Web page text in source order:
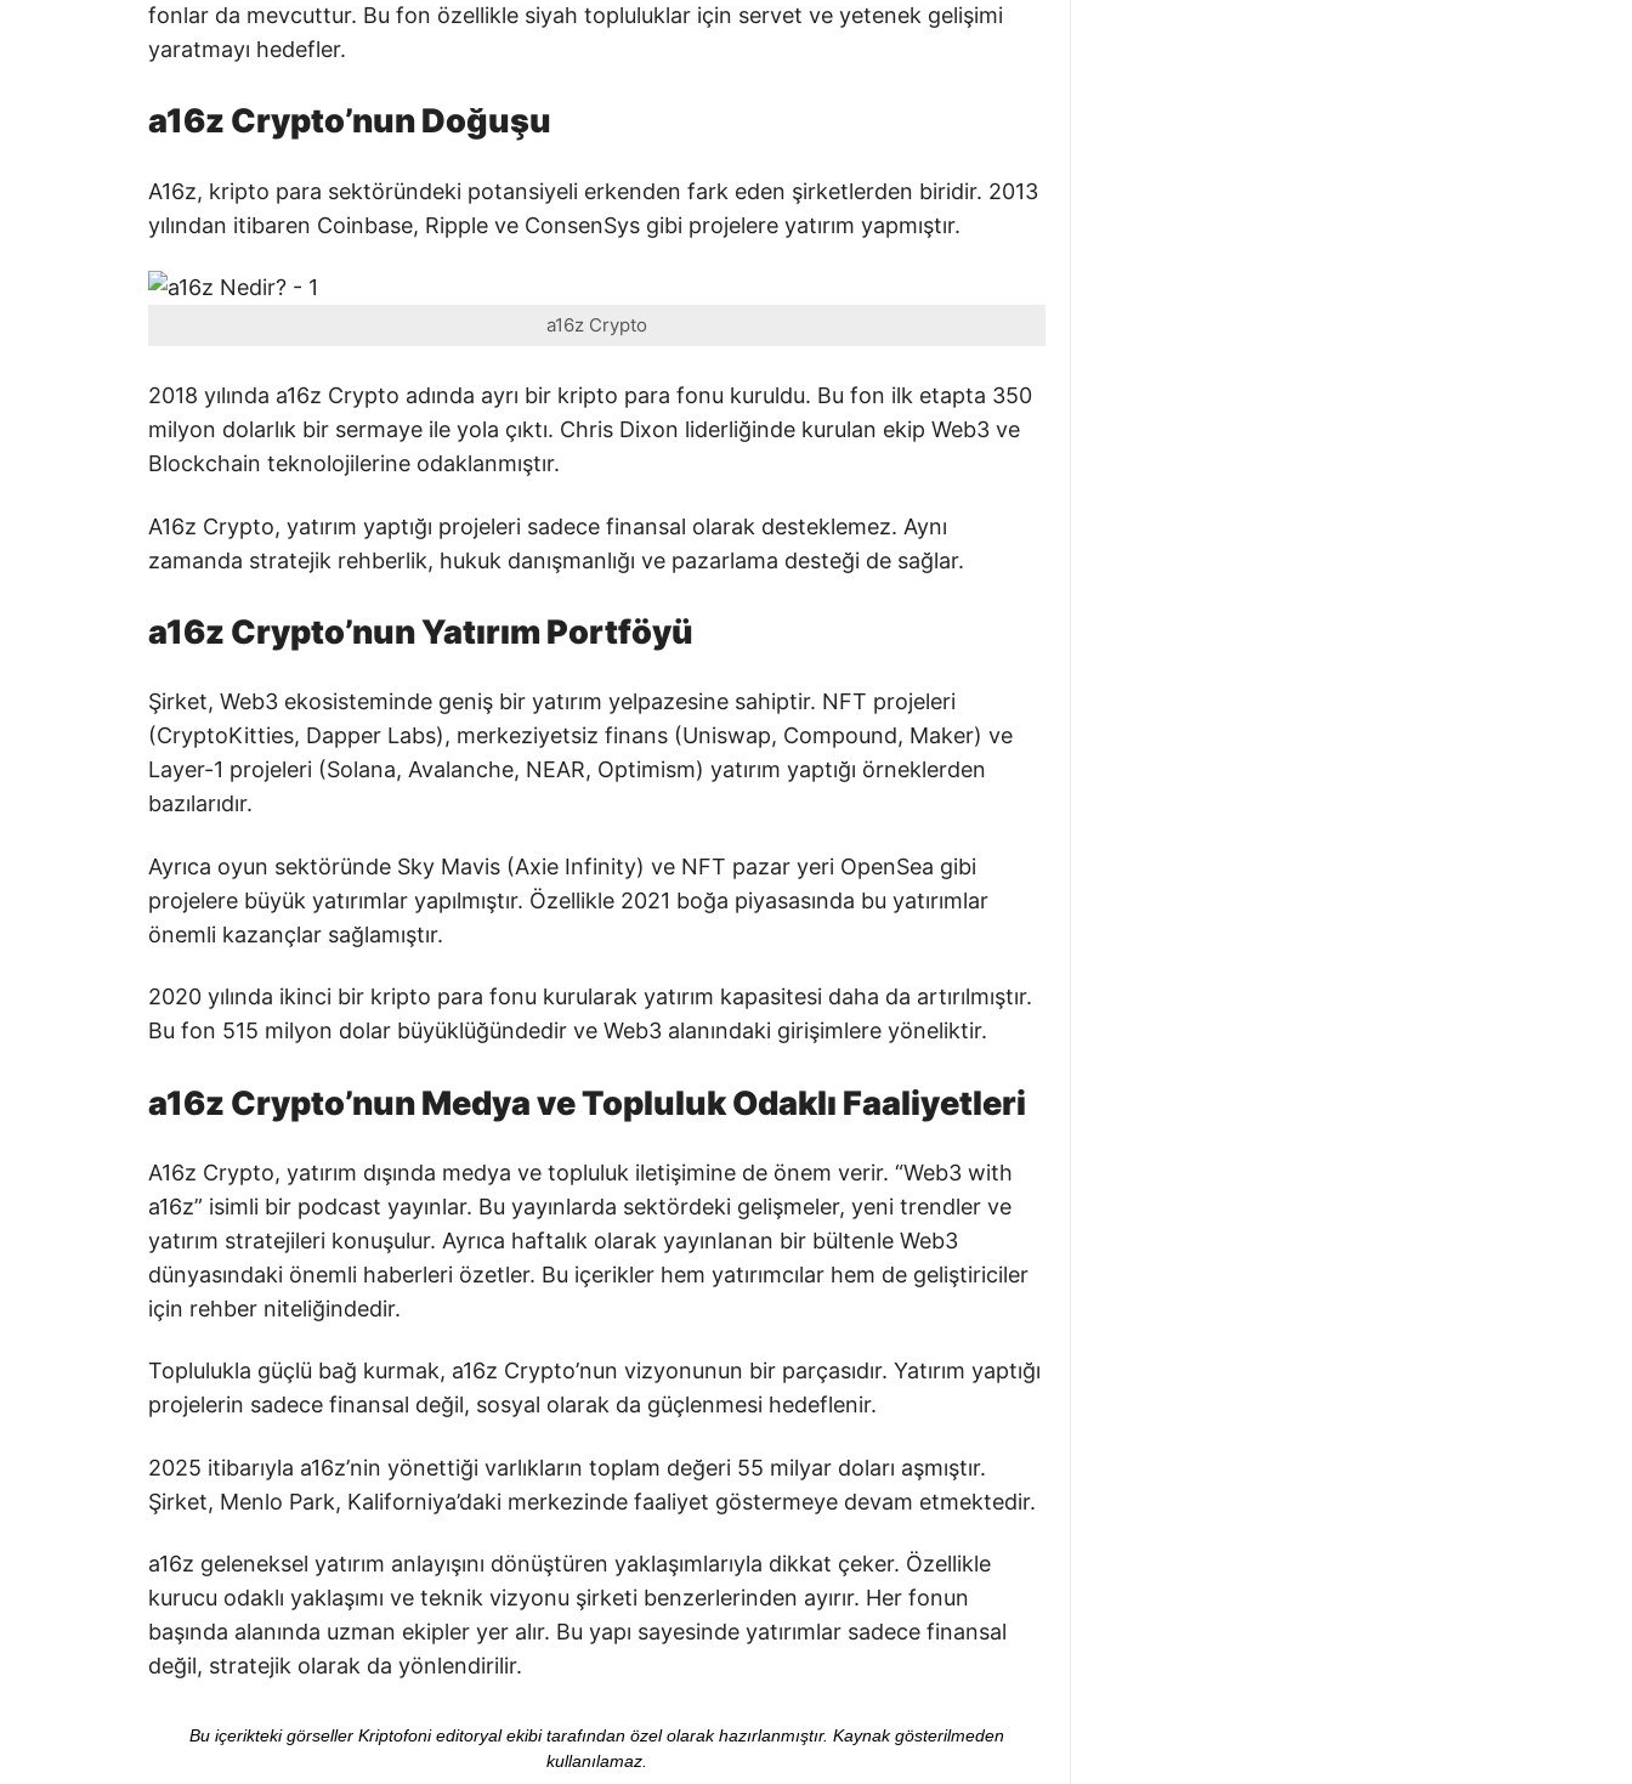
fonlar da mevcuttur. Bu fon özellikle siyah topluluklar için servet ve yetenek gelişimi
yaratmayı hedefler.
a16z Crypto’nun Doğuşu
A16z, kripto para sektöründeki potansiyeli erkenden fark eden şirketlerden biridir. 2013
yılından itibaren Coinbase, Ripple ve ConsenSys gibi projelere yatırım yapmıştır.
a16z Crypto
2018 yılında a16z Crypto adında ayrı bir kripto para fonu kuruldu. Bu fon ilk etapta 350
milyon dolarlık bir sermaye ile yola çıktı. Chris Dixon liderliğinde kurulan ekip Web3 ve
Blockchain teknolojilerine odaklanmıştır.
A16z Crypto, yatırım yaptığı projeleri sadece finansal olarak desteklemez. Aynı
zamanda stratejik rehberlik, hukuk danışmanlığı ve pazarlama desteği de sağlar.
a16z Crypto’nun Yatırım Portföyü
Şirket, Web3 ekosisteminde geniş bir yatırım yelpazesine sahiptir. NFT projeleri
(CryptoKitties, Dapper Labs), merkeziyetsiz finans (Uniswap, Compound, Maker) ve
Layer-1 projeleri (Solana, Avalanche, NEAR, Optimism) yatırım yaptığı örneklerden
bazılarıdır.
Ayrıca oyun sektöründe Sky Mavis (Axie Infinity) ve NFT pazar yeri OpenSea gibi
projelere büyük yatırımlar yapılmıştır. Özellikle 2021 boğa piyasasında bu yatırımlar
önemli kazançlar sağlamıştır.
2020 yılında ikinci bir kripto para fonu kurularak yatırım kapasitesi daha da artırılmıştır.
Bu fon 515 milyon dolar büyüklüğündedir ve Web3 alanındaki girişimlere yöneliktir.
a16z Crypto’nun Medya ve Topluluk Odaklı Faaliyetleri
A16z Crypto, yatırım dışında medya ve topluluk iletişimine de önem verir. “Web3 with
a16z” isimli bir podcast yayınlar. Bu yayınlarda sektördeki gelişmeler, yeni trendler ve
yatırım stratejileri konuşulur. Ayrıca haftalık olarak yayınlanan bir bültenle Web3
dünyasındaki önemli haberleri özetler. Bu içerikler hem yatırımcılar hem de geliştiriciler
için rehber niteliğindedir.
Toplulukla güçlü bağ kurmak, a16z Crypto’nun vizyonunun bir parçasıdır. Yatırım yaptığı
projelerin sadece finansal değil, sosyal olarak da güçlenmesi hedeflenir.
2025 itibarıyla a16z’nin yönettiği varlıkların toplam değeri 55 milyar doları aşmıştır.
Şirket, Menlo Park, Kaliforniya’daki merkezinde faaliyet göstermeye devam etmektedir.
a16z geleneksel yatırım anlayışını dönüştüren yaklaşımlarıyla dikkat çeker. Özellikle
kurucu odaklı yaklaşımı ve teknik vizyonu şirketi benzerlerinden ayırır. Her fonun
başında alanında uzman ekipler yer alır. Bu yapı sayesinde yatırımlar sadece finansal
değil, stratejik olarak da yönlendirilir.
Bu içerikteki görseller Kriptofoni editoryal ekibi tarafından özel olarak hazırlanmıştır. Kaynak gösterilmeden
kullanılamaz.